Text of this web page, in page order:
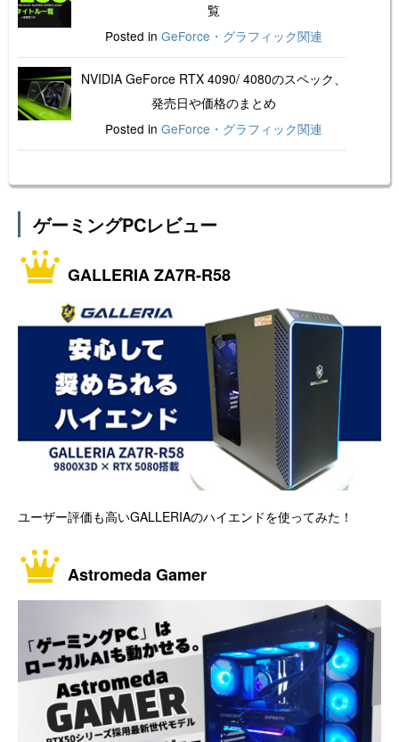
覧
Posted in GeForce・グラフィック関連
NVIDIA GeForce RTX 4090/ 4080のスペック、
発売日や価格のまとめ
Posted in GeForce・グラフィック関連
ゲーミングPCレビュー
GALLERIA ZA7R-R58
ユーザー評価も高いGALLERIAのハイエンドを使ってみた！
Astromeda Gamer